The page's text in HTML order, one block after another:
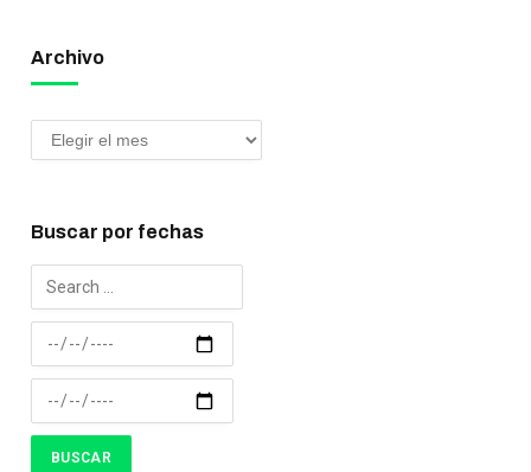
Archivo
Buscar por fechas